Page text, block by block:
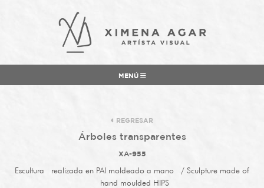
MENÚ
REGRESAR
Árboles transparentes
XA-955
Escultura realizada en PAI moldeado a mano / Sculpture made of
hand moulded HIPS